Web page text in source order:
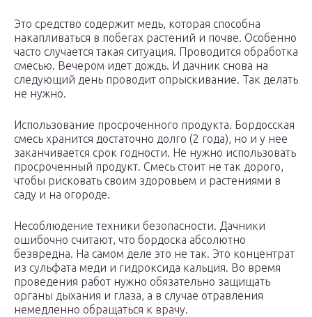
Это средство содержит медь, которая способна
накапливаться в побегах растений и почве. Особенно
часто случается такая ситуация. Проводится обработка
смесью. Вечером идет дождь. И дачник снова на
следующий день проводит опрыскивание. Так делать
не нужно.
Использование просроченного продукта. Бордосская
смесь хранится достаточно долго (2 года), но и у нее
заканчивается срок годности. Не нужно использовать
просроченный продукт. Смесь стоит не так дорого,
чтобы рисковать своим здоровьем и растениями в
саду и на огороде.
Несоблюдение техники безопасности. Дачники
ошибочно считают, что бордоска абсолютно
безвредна. На самом деле это не так. Это концентрат
из сульфата меди и гидроксида кальция. Во время
проведения работ нужно обязательно защищать
органы дыхания и глаза, а в случае отравления
немедленно обращаться к врачу.